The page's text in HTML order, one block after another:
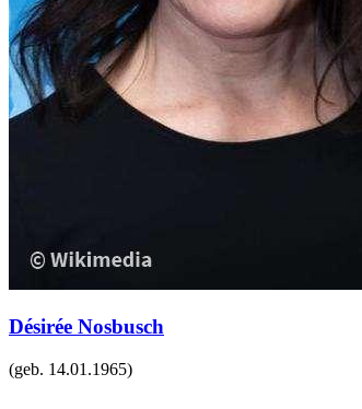
Désirée Nosbusch
(geb. 14.01.1965)